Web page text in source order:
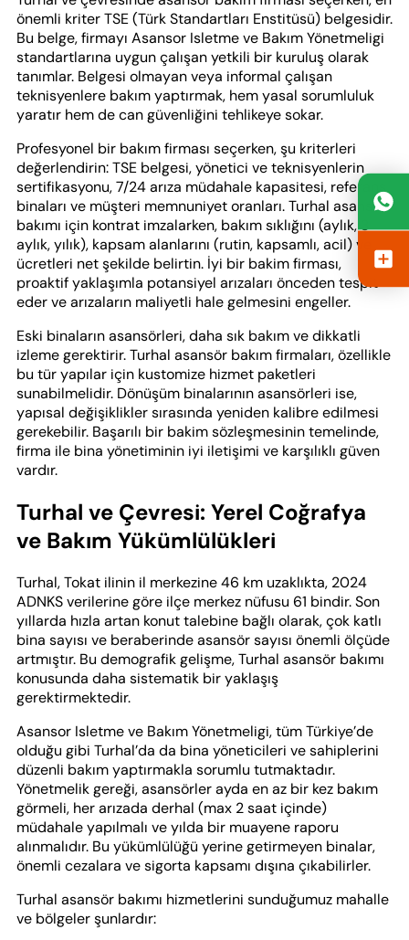
önemli kriter TSE (Türk Standartları Enstitüsü) belgesidir.
Bu belge, firmayı Asansor Isletme ve Bakım Yönetmeligi
standartlarına uygun çalışan yetkili bir kuruluş olarak
tanımlar. Belgesi olmayan veya informal çalışan
teknisyenlere bakım yaptırmak, hem yasal sorumluluk
yaratır hem de can güvenliğini tehlikeye sokar.
Profesyonel bir bakım firması seçerken, şu kriterleri
değerlendirin: TSE belgesi, yönetici ve teknisyenlerin
sertifikasyonu, 7/24 arıza müdahale kapasitesi, referans
binaları ve müşteri memnuniyet oranları. Turhal asansör
bakımı için kontrat imzalarken, bakım sıklığını (aylık, 3
aylık, yılık), kapsam alanlarını (rutin, kapsamlı, acil) ve
ücretleri net şekilde belirtin. İyi bir bakim firması,
proaktif yaklaşımla potansiyel arızaları önceden tespit
eder ve arızaların maliyetli hale gelmesini engeller.
Eski binaların asansörleri, daha sık bakım ve dikkatli
izleme gerektirir. Turhal asansör bakım firmaları, özellikle
bu tür yapılar için kustomize hizmet paketleri
sunabilmelidir. Dönüşüm binalarının asansörleri ise,
yapısal değişiklikler sırasında yeniden kalibre edilmesi
gerekebilir. Başarılı bir bakim sözleşmesinin temelinde,
firma ile bina yönetiminin iyi iletişimi ve karşılıklı güven
vardır.
Turhal ve Çevresi: Yerel Coğrafya
ve Bakım Yükümlülükleri
Turhal, Tokat ilinin il merkezine 46 km uzaklıkta, 2024
ADNKS verilerine göre ilçe merkez nüfusu 61 bindir. Son
yıllarda hızla artan konut talebine bağlı olarak, çok katlı
bina sayısı ve beraberinde asansör sayısı önemli ölçüde
artmıştır. Bu demografik gelişme, Turhal asansör bakımı
konusunda daha sistematik bir yaklaşış
gerektirmektedir.
Asansor Isletme ve Bakım Yönetmeligi, tüm Türkiye’de
olduğu gibi Turhal’da da bina yöneticileri ve sahiplerini
düzenli bakım yaptırmakla sorumlu tutmaktadır.
Yönetmelik gereği, asansörler ayda en az bir kez bakım
görmeli, her arızada derhal (max 2 saat içinde)
müdahale yapılmalı ve yılda bir muayene raporu
alınmalıdır. Bu yükümlülüğü yerine getirmeyen binalar,
önemli cezalara ve sigorta kapsamı dışına çıkabilirler.
Turhal asansör bakımı hizmetlerini sunduğumuz mahalle
ve bölgeler şunlardır: